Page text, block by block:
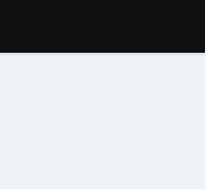
сервиса,